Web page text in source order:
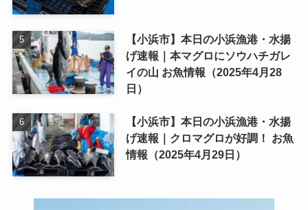
【小浜市】本日の小浜漁港・水揚
げ速報｜本マグロにソウハチガレ
イの山 お魚情報（2025年4月28
日）
【小浜市】本日の小浜漁港・水揚
げ速報｜クロマグロが好調！ お魚
情報（2025年4月29日）